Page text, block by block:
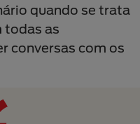
quando se trata
todas as
conversas com os